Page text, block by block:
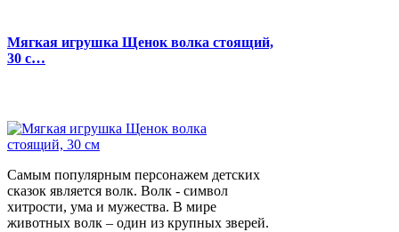
Мягкая игрушка Щенок волка стоящий,
30 с…
Самым популярным персонажем детских
сказок является волк. Волк - символ
хитрости, ума и мужества. В мире
животных волк – один из крупных зверей.